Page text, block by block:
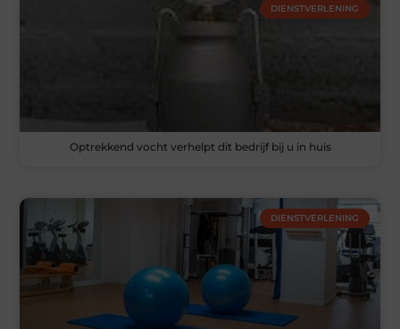
DIENSTVERLENING
Optrekkend vocht verhelpt dit bedrijf bij u in huis
DIENSTVERLENING